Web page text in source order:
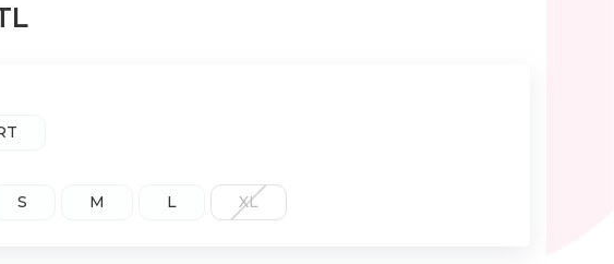
S M L XL